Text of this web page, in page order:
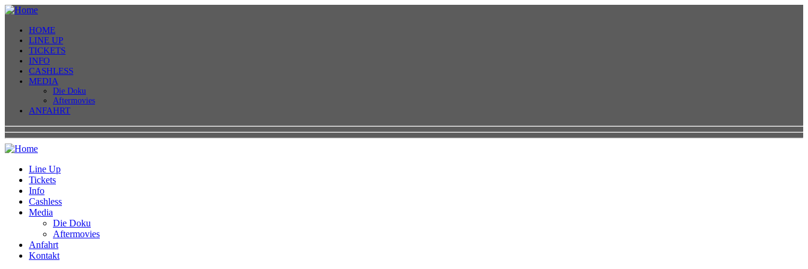
HOME
LINE UP
TICKETS
INFO
CASHLESS
MEDIA
Die Doku
Aftermovies
ANFAHRT
Line Up
Tickets
Info
Cashless
Media
Die Doku
Aftermovies
Anfahrt
Kontakt